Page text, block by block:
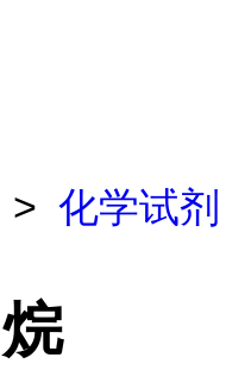
> 化学试剂